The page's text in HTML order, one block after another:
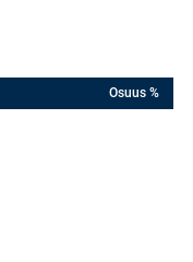
Osuus %